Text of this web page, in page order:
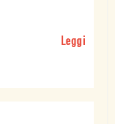
Leggi